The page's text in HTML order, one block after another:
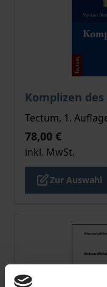
Komplizen
Der Preis dieses
Tectum, 1.
78,00 €
inkl. MwSt.
Zur Auswahl